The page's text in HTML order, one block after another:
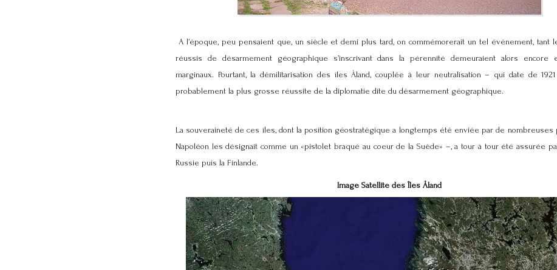
A l’époque, peu pensaient que, un siècle et demi plus tard, on commémorerait un tel événement, tant
réussis de désarmement géographique s’inscrivant dans la pérennité demeuraient alors encore
marginaux. Pourtant, la démilitarisation des îles Åland, couplée à leur neutralisation – qui date de
probablement la plus grosse réussite de la diplomatie dite du désarmement géographique.
La souveraineté de ces îles, dont la position géostratégique a longtemps été enviée par de nombreuses
Napoléon les désignait comme un «pistolet braqué au coeur de la Suède» –, a tour à tour été assurée
Russie puis la Finlande.
Image Satellite desÎles Åland